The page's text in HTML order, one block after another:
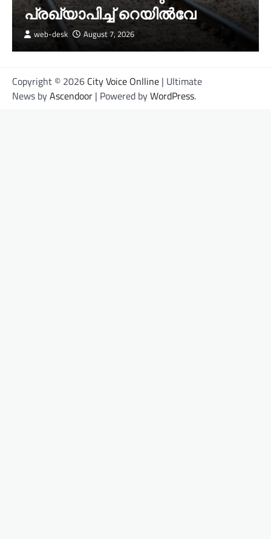
പ്രഖ്യാപിച്ച് റെയിൽവേ
web-desk August 7, 2026
Copyright © 2026 City Voice Onlline | Ultimate
News byAscendoor | Powered byWordPress.